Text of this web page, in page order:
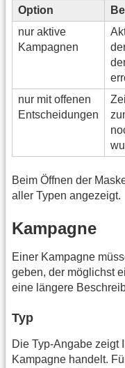
Option
nur aktive
Kampagnen
nur mit offenen
Entscheidungen
Beim Öffnen der
aller Typen angezeigt.
Kampagne
Einer Kampagne
geben, der möglichst
eine längere
Typ
Die Typ-Angabe zeigt
Kampagne handelt.